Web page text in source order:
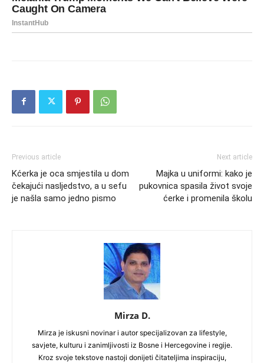
Previous article
Kćerka je oca smjestila u dom
čekajući nasljedstvo, a u sefu
je našla samo jedno pismo
Next article
Majka u uniformi: kako je
pukovnica spasila život svoje
ćerke i promenila školu
Mirza D.
Mirza je iskusni novinar i autor specijalizovan za lifestyle,
savjete, kulturu i zanimljivosti iz Bosne i Hercegovine i regije.
Kroz svoje tekstove nastoji donijeti čitateljima inspiraciju,